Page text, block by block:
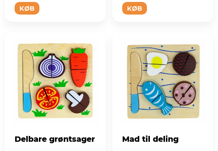
KØB KØB
Delbare grøntsager Mad til deling